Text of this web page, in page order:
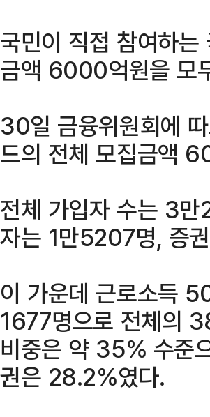
국민이 직접 참여하
금액 6000억원을 모
30일 금융위원회에
드의 전체 모집금액
전체 가입자 수는 3
자는 1만5207명, 증
이 가운데 근로소득
1677명으로 전체의
비중은 약 35% 수준
권은 28.2%였다.